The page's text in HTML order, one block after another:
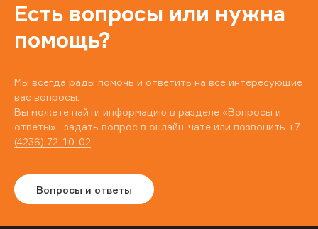
Есть вопросы или нужна
помощь?
Мы всегда рады помочь и ответить на все интересующие
вас вопросы.
Вы можете найти информацию в разделе «Вопросы и
ответы» , задать вопрос в онлайн-чате или позвонить +7
(4236) 72-10-02
Вопросы и ответы